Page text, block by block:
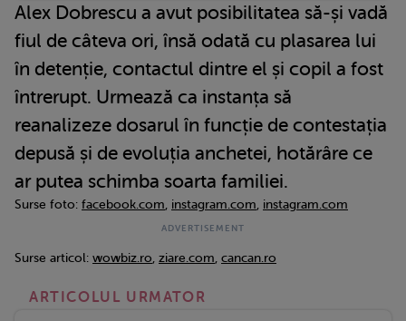
Alex Dobrescu a avut posibilitatea să-și vadă
fiul de câteva ori, însă odată cu plasarea lui
în detenție, contactul dintre el și copil a fost
întrerupt. Urmează ca instanța să
reanalizeze dosarul în funcție de contestația
depusă și de evoluția anchetei, hotărâre ce
ar putea schimba soarta familiei.
Surse foto: facebook.com instagram.com instagram.com
Surse articol: wowbiz.ro ziare.com cancan.ro
ARTICOLUL URMATOR